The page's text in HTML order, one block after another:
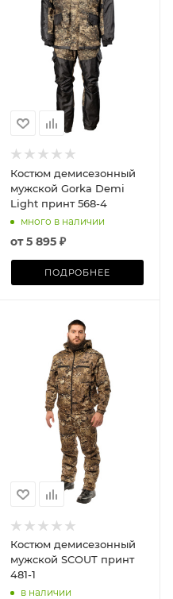
Костюм демисезонный
мужской Gorka Demi
Light принт 568-4
много в наличии
от5 895 ₽
ПОДРОБНЕЕ
Костюм демисезонный
мужской SCOUT принт
481-1
в наличии